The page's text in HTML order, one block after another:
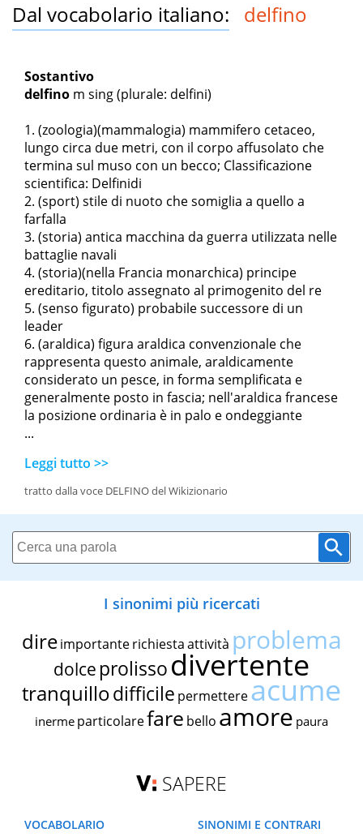
Dal vocabolario italiano: delfino
Sostantivo
delfino m sing(plurale: delfini)
(zoologia)(mammalogia) mammifero cetaceo,
lungo circa due metri, con il corpo affusolato che
termina sul muso con un becco; Classificazione
scientifica: Delfinidi
(sport) stile di nuoto che somiglia a quello a
farfalla
(storia) antica macchina da guerra utilizzata nelle
battaglie navali
(storia)(nella Francia monarchica) principe
ereditario, titolo assegnato al primogenito del re
(senso figurato) probabile successore di un
leader
(araldica) figura araldica convenzionale che
rappresenta questo animale, araldicamente
considerato un pesce, in forma semplificata e
generalmente posto in fascia; nell'araldica francese
la posizione ordinaria è in palo e ondeggiante
...
Leggi tutto >>
tratto dalla voce DELFINO del Wikizionario
I sinonimi più ricercati
dire importante richiestaattività problema
dolce prolissodivertente
tranquillodifficile permettereacume
inerme particolarefare bello amore paura
SAPERE
VOCABOLARIO
SINONIMI E CONTRARI